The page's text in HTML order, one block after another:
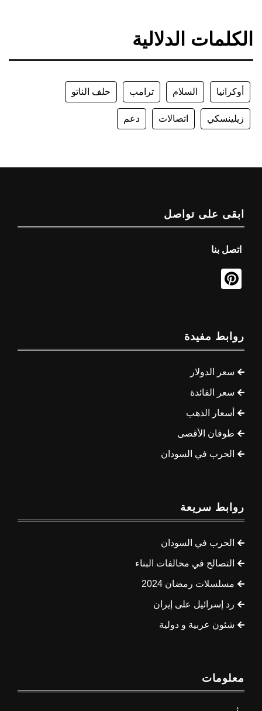
الكلمات الدلالية
أوكرانيا السلام ترامب حلف الناتو
زيلينسكي اتصالات دعم
ابقى على تواصل
اتصل بنا
روابط مفيدة
سعر الدولار
سعر الفائدة
أسعار الذهب
طوفان الأقصى
الحرب في السودان
روابط سريعة
الحرب في السودان
التصالح في مخالفات البناء
مسلسلات رمضان 2024
رد إسرائيل على إيران
شئون عربية و دولية
معلومات